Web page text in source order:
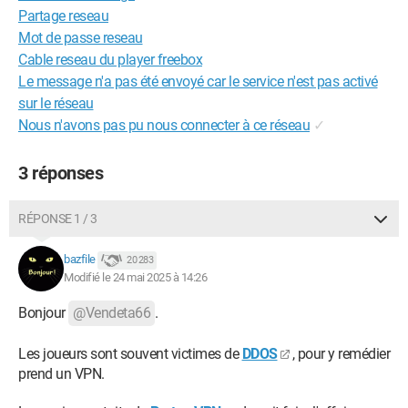
Partage reseau
Mot de passe reseau
Cable reseau du player freebox
Le message n'a pas été envoyé car le service n'est pas activé
sur le réseau
Nous n'avons pas pu nous connecter à ce réseau ✓
3 réponses
RÉPONSE 1 / 3
bazfile 20 283
Modifié le 24 mai 2025 à 14:26
Bonjour @Vendeta66 .
Les joueurs sont souvent victimes de DDOS
, pour y remédier
prend un VPN.